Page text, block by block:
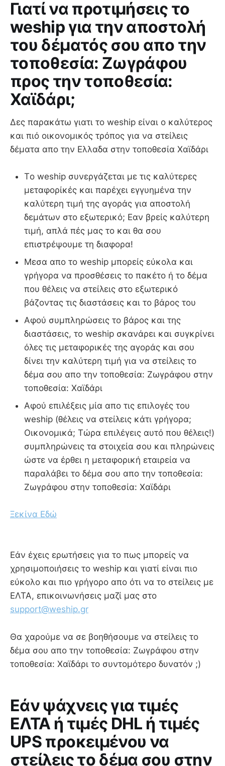
Γιατί να προτιμήσεις το
weship για την αποστολή
του δέματός σου απο την
τοποθεσία: Ζωγράφου
προς την τοποθεσία:
Χαϊδάρι;
Δες παρακάτω γιατι το weship είναι ο καλύτερος
και πιό οικονομικός τρόπος για να στείλεις
δέματα απο την Ελλαδα στην τοποθεσία Χαϊδάρι
Τo weship συνεργάζεται με τις καλύτερες
μεταφορίκές και παρέχει εγγυημένα την
καλύτερη τιμή της αγοράς για αποστολή
δεμάτων στο εξωτερικό; Εαν βρείς καλύτερη
τιμή, απλά πές μας το και θα σου
επιστρέψουμε τη διαφορα!
Μεσα απο το weship μπορείς εύκολα και
γρήγορα να προσθέσεις το πακέτο ή το δέμα
που θέλεις να στείλεις στο εξωτερικό
βάζοντας τις διαστάσεις και το βάρος του
Αφού συμπληρώσεις το βάρος και της
διαστάσεις, το weship σκανάρει και συγκρίνει
όλες τις μεταφορικές της αγοράς και σου
δίνει την καλύτερη τιμή για να στείλεις το
δέμα σου απο την τοποθεσία: Ζωγράφου στην
τοποθεσία: Χαϊδάρι
Αφού επιλέξεις μία απο τις επιλογές του
weship (θέλεις να στείλεις κάτι γρήγορα;
Οικονομικά; Τώρα επιλέγεις αυτό που θέλεις!)
συμπληρώνεις τα στοιχεία σου και πληρώνεις
ώστε να έρθει η μεταφορική εταιρεία να
παραλάβει το δέμα σου απο την τοποθεσία:
Ζωγράφου στην τοποθεσία: Χαϊδάρι
Ξεκίνα Εδώ
Εάν έχεις ερωτήσεις για το πως μπορείς να
χρησιμοποιήσεις το weship και γιατί είναι πιο
εύκολο και πιο γρήγορο απο ότι να το στείλεις με
ΕΛΤΑ, επικοινωνήσεις μαζί μας στο
support@weship.gr
Θα χαρούμε να σε βοηθήσουμε να στείλεις το
δέμα σου απο την τοποθεσία: Ζωγράφου στην
τοποθεσία: Χαϊδάρι το συντομότερο δυνατόν ;)
Εάν ψάχνεις για τιμές
ΕΛΤΑ ή τιμές DHL ή τιμές
UPS προκειμένου να
στείλεις το δέμα σου στην